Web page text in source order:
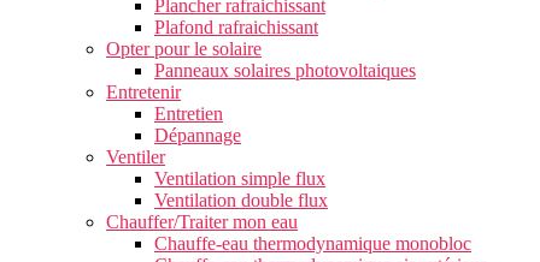
Plancher rafraichissant
Plafond rafraichissant
Opter pour le solaire
Panneaux solaires photovoltaiques
Entretenir
Entretien
Dépannage
Ventiler
Ventilation simple flux
Ventilation double flux
Chauffer/Traiter mon eau
Chauffe-eau thermodynamique monobloc